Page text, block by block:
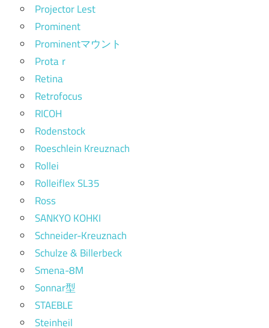
Projector Lest
Prominent
Prominentマウント
Protaｒ
Retina
Retrofocus
RICOH
Rodenstock
Roeschlein Kreuznach
Rollei
Rolleiflex SL35
Ross
SANKYO KOHKI
Schneider-Kreuznach
Schulze & Billerbeck
Smena-8M
Sonnar型
STAEBLE
Steinheil